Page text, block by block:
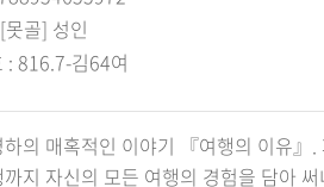
골] 성인
: 816.7-김64여
의 매혹적인 이야기 『여행의 이유
지 자신의 모든 여행의 경험을 담아